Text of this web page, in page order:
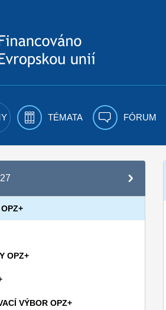
TÉMATA FÓRUM
OPZ+
VÝBOR OPZ+